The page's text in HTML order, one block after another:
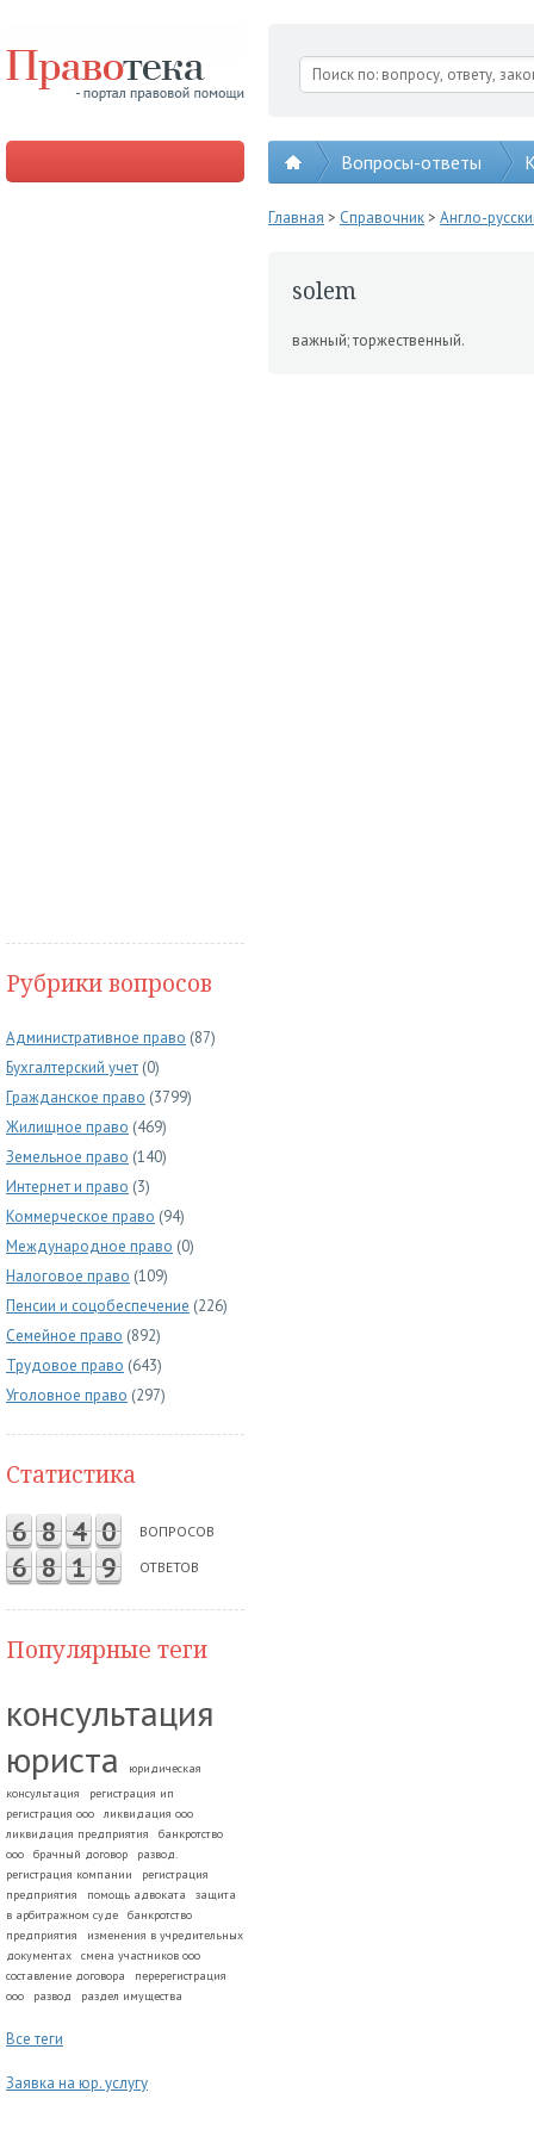
Вопросы-ответы
Рубрики вопросов
Административное право (87)
Бухгалтерский учет (0)
Гражданское право (3799)
Жилищное право (469)
Земельное право (140)
Интернет и право (3)
Коммерческое право (94)
Международное право (0)
Налоговое право (109)
Пенсии и соцобеспечение (226)
Семейное право (892)
Трудовое право (643)
Уголовное право (297)
Статистика
6 8 4 0 ВОПРОСОВ
6 8 1 9 ОТВЕТОВ
Популярные теги
консультация
юриста
юридическая
консультация
регистрация ип
регистрация ооо
ликвидация ооо
ликвидация предприятия
банкротство
ооо
брачный договор
развод.
регистрация компании
регистрация
предприятия
помощь адвоката
защита
в арбитражном суде
банкротство
предприятия
изменения в учредительных
документах
смена участников ооо
составление договора
перерегистрация
ооо
развод раздел имущества
Все теги
Заявка на юр. услугу
Главная > Справочник> Англо-
solem
важный; торжественный.